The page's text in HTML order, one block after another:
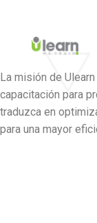
La misión de
capacitación para
traduzca en
para una mayor